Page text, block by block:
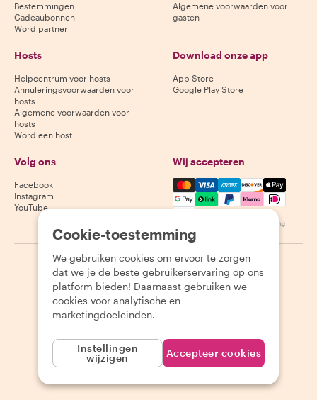
Bestemmingen
Cadeaubonnen
Word partner
Algemene voorwaarden voor
gasten
Hosts
Helpcentrum voor hosts
Annuleringsvoorwaarden voor
hosts
Algemene voorwaarden voor
hosts
Word een host
Download onze app
App Store
Google Play Store
Volg ons
Facebook
Instagram
YouTube
Wij accepteren
Mastercard, Visa, Amex,
Beschikbaarheid varieert per bestemming
2026 Withlocals.com Privacybeleid Cookies
Cookie-toestemming
We gebruiken cookies om ervoor te zorgen
dat we je de beste gebruikerservaring op ons
platform bieden! Daarnaast gebruiken we
cookies voor analytische en
marketingdoeleinden.
Instellingen
wijzigen
Accepteer cookies